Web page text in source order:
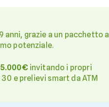
grazie a un pacchetto a
potenziale.
invitando i propri
e prelievi smart da ATM